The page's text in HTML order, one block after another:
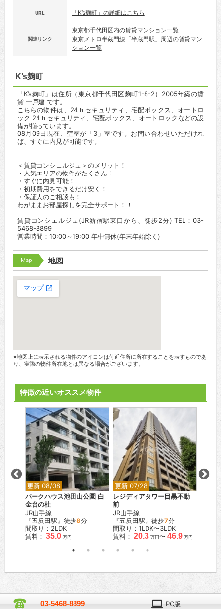
URL 「K’s麹町」の詳細はこちら
関連リンク
東京都千代田区内の賃貸マンション一覧
東京メトロ半蔵門線「半蔵門駅」周辺の賃貸マン
ション一覧
K’s麹町
「K’s麹町」は住所（東京都千代田区麹町1-8-2）2005年築の賃
貸 一戸建 です。
こちらの物件は、24ｈセキュリティ、宅配ボックス、オートロ
ック 24ｈセキュリティ、宅配ボックス、オートロックなどの設
備が揃っています。
08月09日現在、空室が「3」室です。お問い合わせいただけれ
ば、すぐに内見が可能です。
＜賃貸コンシェルジュ＞のメリット！
・人気エリアの物件がたくさん！
・すぐに内見可能！
・初期費用をできるだけ安く！
・保証人のご相談も！
わがままお部屋探しを完全サポート！！
賃貸コンシェルジュ(JR新宿駅東口から、徒歩2分) TEL：03-
5468-8899
営業時間：10:00～19:00 年中無休(年末年始除く)
Map 地図
※地図上に表示される物件のアイコンは付近住所に所在することを表すものであ
り、実際の物件所在地とは異なる場合がございます。
特徴の近いオススメ物件
更新 08/08
パークハウス池田山公園 白
金台の杜
JR山手線
『五反田駅』徒歩8分
間取り：2LDK
賃料： 35.0 万円
更新 07/28
レジディアタワー目黒不動
前
JR山手線
『五反田駅』徒歩7分
間取り：1LDK〜3LDK
賃料： 20.3 万円〜 46.9 万円
『武
03-5468-8899 PC版